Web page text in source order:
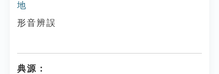
地
形音辨誤
典源：